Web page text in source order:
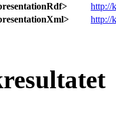
http://
http://